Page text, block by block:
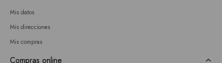
Mis datos
Mis direcciones
Mis compras
Compras online